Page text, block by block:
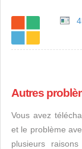
Autres
Vous avez
et le problème
plusieurs